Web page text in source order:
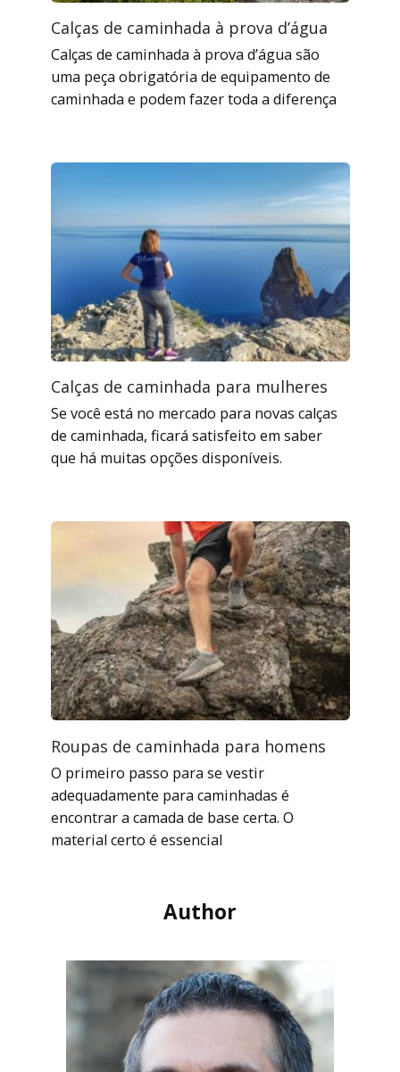
Calças de caminhada à prova d’água
Calças de caminhada à prova d’água são
uma peça obrigatória de equipamento de
caminhada e podem fazer toda a diferença
Calças de caminhada para mulheres
Se você está no mercado para novas calças
de caminhada, ficará satisfeito em saber
que há muitas opções disponíveis.
Roupas de caminhada para homens
O primeiro passo para se vestir
adequadamente para caminhadas é
encontrar a camada de base certa. O
material certo é essencial
Author